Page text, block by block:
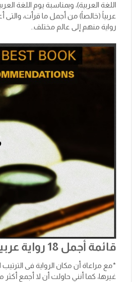
عربياً (خالصاً) من أجمل ما قرأت،
رواية منهم إلى عالم مختلف..
قائمة أجمل 18 رواية عربية
*مع مراعاة أن مكان الرواية فى
غيرها، كما أنني حاولت أن لا أجمع